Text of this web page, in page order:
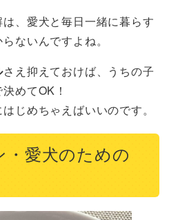
、愛犬と毎日一緒に暮らす
ないんですよね。
さえ抑えておけば、うちの子
めてOK！
じめちゃえばいいのです。
・愛犬のための